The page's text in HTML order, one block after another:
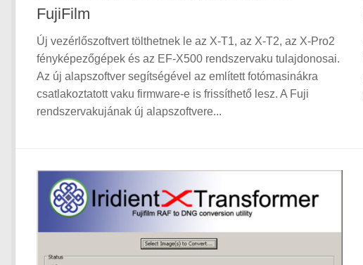
FujiFilm
Új vezérlőszoftvert tölthetnek le az X-T1, az X-T2, az X-Pro2
fényképezőgépek és az EF-X500 rendszervaku tulajdonosai.
Az új alapszoftver segítségével az említett fotómasinákra
csatlakoztatott vaku firmware-e is frissíthető lesz. A Fuji
rendszervakujának új alapszoftvere...